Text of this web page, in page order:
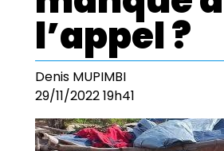
l’appel ?
Denis MUPIMBI
29/11/2022 19h41